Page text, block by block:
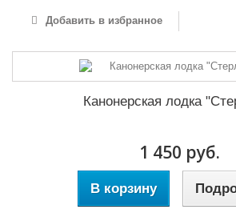
Добавить в избранное
Канонерская лодка
1 450 руб.
В корзину